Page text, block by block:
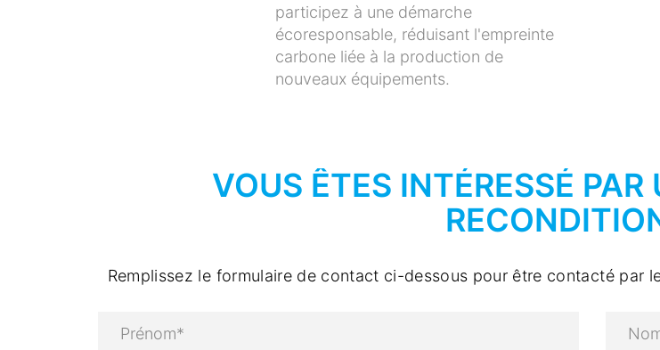
participez à une démarche
écoresponsable, réduisant l'empreinte
carbone liée à la production de
nouveaux équipements.
VOUS ÊTES INTÉRESSÉ
Remplissez le formulaire de contact ci-dessous pour être contacté par